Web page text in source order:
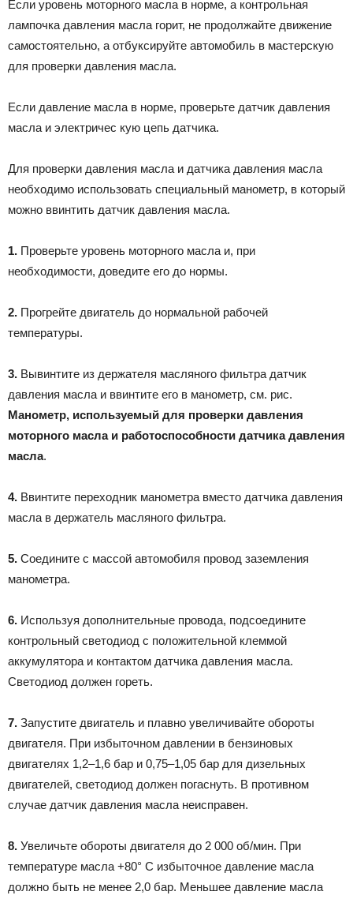
Если уровень моторного масла в норме, а контрольная
лампочка давления масла горит, не продолжайте движение
самостоятельно, а отбуксируйте автомобиль в мастерскую
для проверки давления масла.
Если давление масла в норме, проверьте датчик давления
масла и электричес кую цепь датчика.
Для проверки давления масла и датчика давления масла
необходимо использовать специальный манометр, в который
можно ввинтить датчик давления масла.
1. Проверьте уровень моторного масла и, при
необходимости, доведите его до нормы.
2. Прогрейте двигатель до нормальной рабочей
температуры.
3. Вывинтите из держателя масляного фильтра датчик
давления масла и ввинтите его в манометр, см. рис.
Манометр, используемый для проверки давления
моторного масла и работоспособности датчика давления
масла.
4. Ввинтите переходник манометра вместо датчика давления
масла в держатель масляного фильтра.
5. Соедините с массой автомобиля провод заземления
манометра.
6. Используя дополнительные провода, подсоедините
контрольный светодиод с положительной клеммой
аккумулятора и контактом датчика давления масла.
Светодиод должен гореть.
7. Запустите двигатель и плавно увеличивайте обороты
двигателя. При избыточном давлении в бензиновых
двигателях 1,2–1,6 бар и 0,75–1,05 бар для дизельных
двигателей, светодиод должен погаснуть. В противном
случае датчик давления масла неисправен.
8. Увеличьте обороты двигателя до 2 000 об/мин. При
температуре масла +80° С избыточное давление масла
должно быть не менее 2,0 бар. Меньшее давление масла